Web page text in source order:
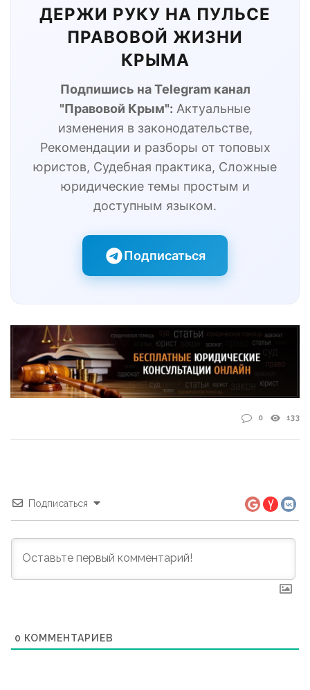
ДЕРЖИ РУКУ НА ПУЛЬСЕ
ПРАВОВОЙ ЖИЗНИ
КРЫМА
Подпишись на Telegram канал
"Правовой Крым": Актуальные
изменения в законодательстве,
Рекомендации и разборы от топовых
юристов, Судебная практика, Сложные
юридические темы простым и
доступным языком.
Подписаться
0 133
Подписаться
0 КОММЕНТАРИЕВ